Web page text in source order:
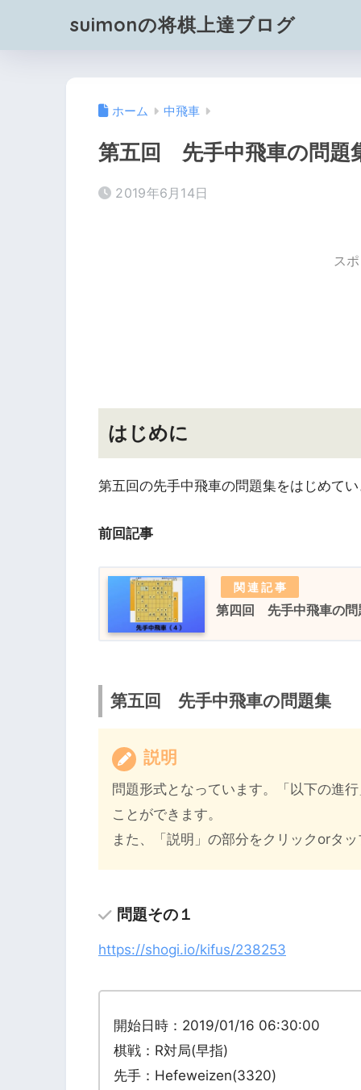
suimonの将棋上達ブログ
ホーム 中飛車
第五回 先手中飛車の問題
2019年6月14日
ス
はじめに
第五回の先手中飛車の問題集をはじめて
前回記事
第四回 先手中飛車の問
第五回 先手中飛車の問題集
説明
問題形式となっています。「以下の進
ことができます。
また、「説明」の部分をクリックorタ
問題その１
https://shogi.io/kifus/238253
開始日時：2019/01/16 06:30:00
棋戦：R対局(早指)
先手：Hefeweizen(3320)